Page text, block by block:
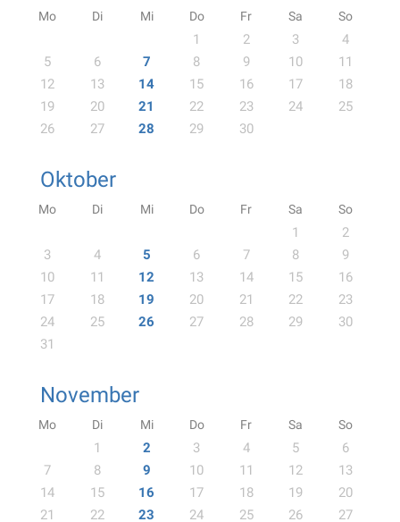
Mo Di Mi Do Fr Sa So
1 2 3
4
5
6 7 8 9 10
11
12
13 14 15 16 17
18
19
20 21 22 23 24
25
26
27 28 29 30
Oktober
Mo Di Mi Do Fr Sa So
1
2
3
4 5 6 7 8
9
10
11 12 13 14 15
16
17
18 19 20 21 22
23
24
25 26 27 28 29
30
31
November
Mo Di Mi Do Fr Sa So
1 2 3 4 5
6
7
8 9 10 11 12
13
14
15 16 17 18 19
20
21
22 23 24 25 26 27